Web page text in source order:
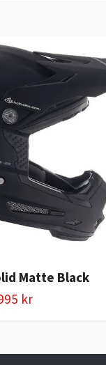
Matte Black
kr